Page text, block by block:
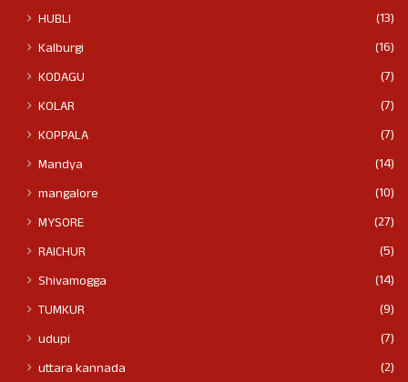
HUBLI
(13)
Kalburgi
(16)
KODAGU
(7)
KOLAR
(7)
KOPPALA
(7)
Mandya
(14)
mangalore
(10)
MYSORE
(27)
RAICHUR
(5)
Shivamogga
(14)
TUMKUR
(9)
udupi
(7)
uttara kannada
(2)